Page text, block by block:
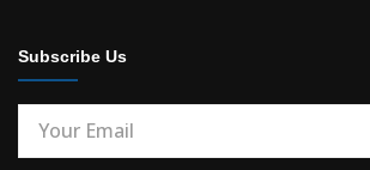
Subscribe Us